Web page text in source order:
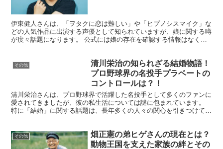
伊東健人さんは、「ヲタクに恋は難しい」や「ヒプノシスマイク」な
どの人気作品に出演する声優として知られていますが、娘に関する噂
が度々話題になります。 公式には娘の存在を確認する情報はなく、
その他
清川栄治の知られざる結婚物語！
プロ野球界の名投手プラベートの
コントロールは？！
清川栄治さんは、プロ野球界で活躍した名投手として多くのファンに
愛されてきましたが、彼の私生活については謎に包まれています。
特に「結婚」に関する話題は、長年多くの人々の関心を引きつけてき
その他
畑正憲の弟ヒゲさんの現在とは？
動物王国を支えた家族の絆とその